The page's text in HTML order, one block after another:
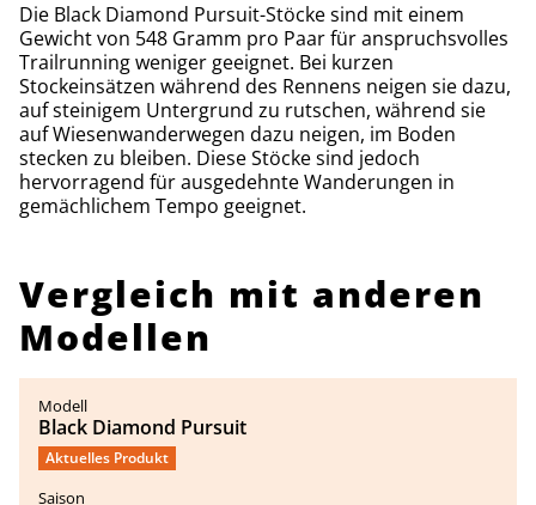
Die Black Diamond Pursuit-Stöcke sind mit einem
Gewicht von 548 Gramm pro Paar für anspruchsvolles
Trailrunning weniger geeignet. Bei kurzen
Stockeinsätzen während des Rennens neigen sie dazu,
auf steinigem Untergrund zu rutschen, während sie
auf Wiesenwanderwegen dazu neigen, im Boden
stecken zu bleiben. Diese Stöcke sind jedoch
hervorragend für ausgedehnte Wanderungen in
gemächlichem Tempo geeignet.
Vergleich mit anderen
Modellen
Black Diamond Pursuit
Aktuelles Produkt